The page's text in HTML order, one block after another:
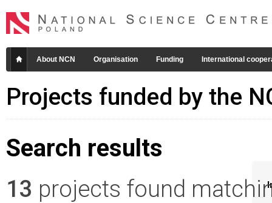
About NCN Organisation Funding International
Projects funded by the
Search results
13 projects found